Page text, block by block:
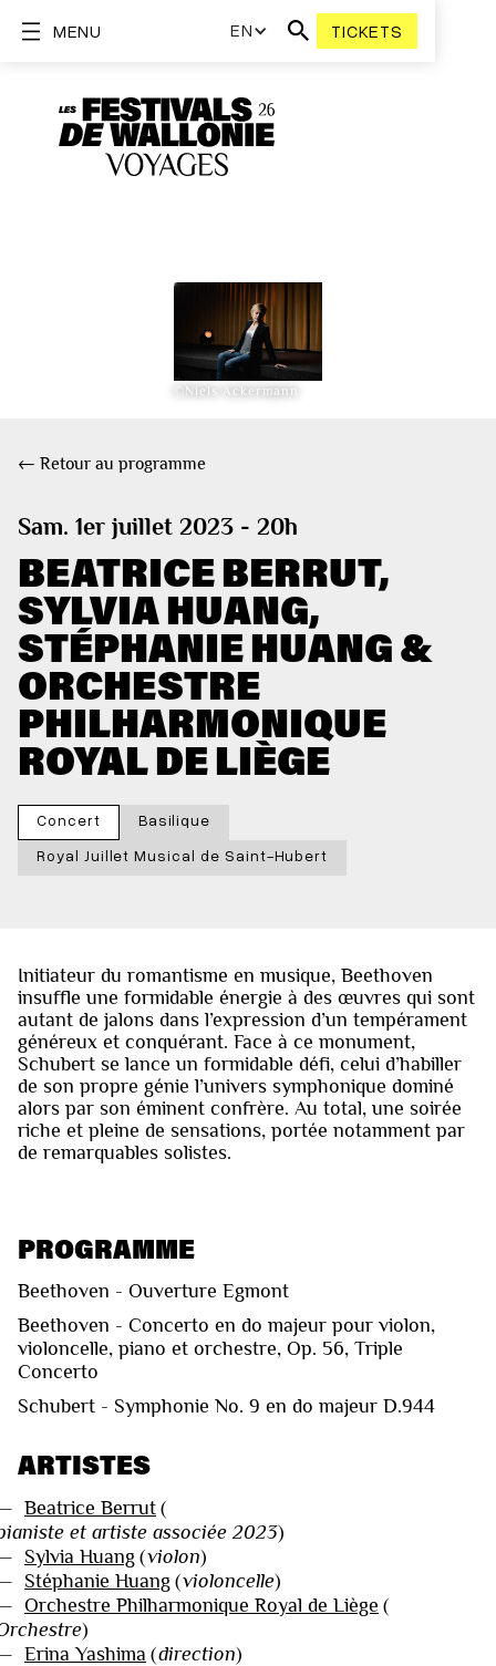
EN TICKETS
MENU
©Niels Ackermann
← Retour au programme
Sam. 1er juillet 2023 - 20h
BEATRICE BERRUT,
SYLVIA HUANG,
STÉPHANIE HUANG &
ORCHESTRE
PHILHARMONIQUE
ROYAL DE LIÈGE
Concert
Basilique
Royal Juillet Musical de Saint-Hubert
Initiateur du romantisme en musique, Beethoven
insuffle une formidable énergie à des œuvres qui sont
autant de jalons dans l’expression d’un tempérament
généreux et conquérant. Face à ce monument,
Schubert se lance un formidable défi, celui d’habiller
de son propre génie l’univers symphonique dominé
alors par son éminent confrère. Au total, une soirée
riche et pleine de sensations, portée notamment par
de remarquables solistes.
PROGRAMME
Beethoven - Ouverture Egmont
Beethoven - Concerto en do majeur pour violon,
violoncelle, piano et orchestre, Op. 56, Triple
Concerto
Schubert - Symphonie No. 9 en do majeur D.944
ARTISTES
Beatrice Berrut (
et artiste associée 2023)
Sylvia Huang (violon)
Stéphanie Huang (violoncelle)
Orchestre Philharmonique Royal de Liège (
)
Erina Yashima (direction)